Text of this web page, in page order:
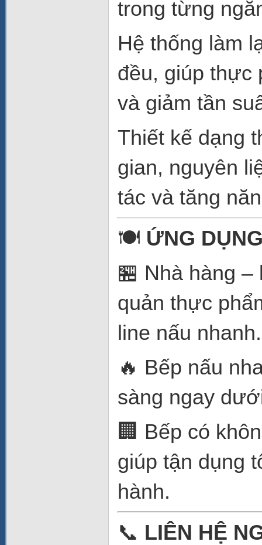
trong từng
Hệ thống làm
đều, giúp thực
và giảm tần
Thiết kế dạng
gian, nguyên
tác và tăng
🍽 ỨNG
🏪 Nhà hàng –
quản thực
line nấu nhanh.
🔥 Bếp nấu
sàng ngay
🏢 Bếp có
giúp tận dụng
hành.
📞 LIÊN HỆ